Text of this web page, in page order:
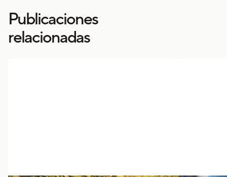
Publicaciones
relacionadas